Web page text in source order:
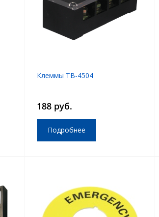
Клеммы TB-4504
188 руб.
Подробнее